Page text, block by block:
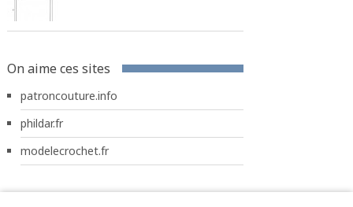
On aime ces sites
patroncouture.info
phildar.fr
modelecrochet.fr